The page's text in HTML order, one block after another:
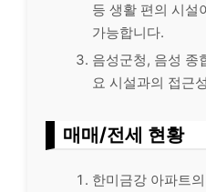
등 생활 편의 시설
가능합니다.
음성군청, 음성 종
요 시설과의 접근
매매/전세 현황
한미금강 아파트